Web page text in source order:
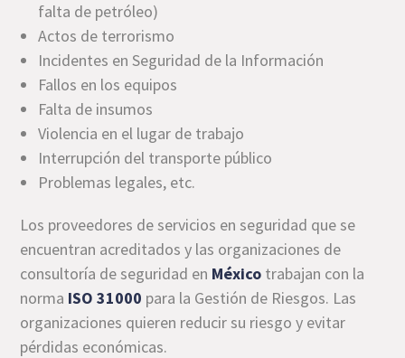
falta de petróleo)
Actos de terrorismo
Incidentes en Seguridad de la Información
Fallos en los equipos
Falta de insumos
Violencia en el lugar de trabajo
Interrupción del transporte público
Problemas legales, etc.
Los proveedores de servicios en seguridad que se
encuentran acreditados y las organizaciones de
consultoría de seguridad en México trabajan con la
norma ISO 31000 para la Gestión de Riesgos. Las
organizaciones quieren reducir su riesgo y evitar
pérdidas económicas.